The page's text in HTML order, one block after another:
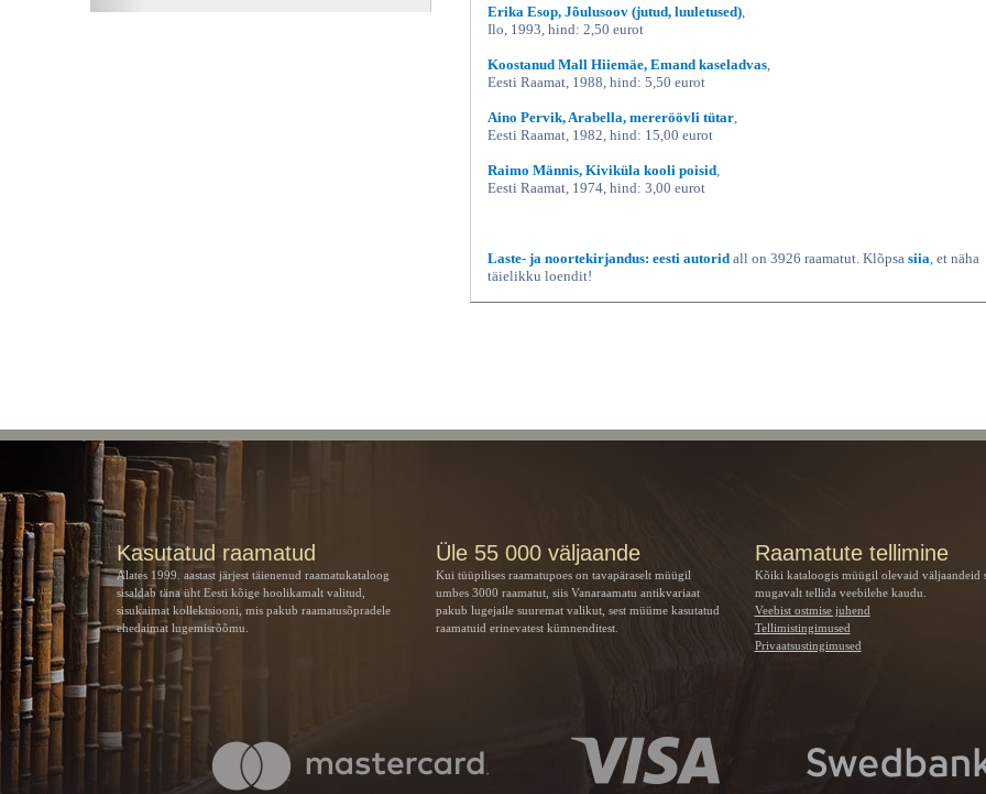
Erika Esop, Jõulusoov (jutud, luuletused)
Ilo, 1993, hind: 2,50 eurot
Koostanud Mall Hiiemäe, Emand kaseladvas
Eesti Raamat, 1988, hind: 5,50 eurot
Aino Pervik, Arabella, mereröövli tütar
Eesti Raamat, 1982, hind: 15,00 eurot
Raimo Männis, Kiviküla kooli poisid
Eesti Raamat, 1974, hind: 3,00 eurot
Laste- ja noortekirjandus: eesti autorid all on 3926 raamatut. Klõpsa siia , et näha
täielikku loendit!
Kasutatud raamatud
Alates 1999. aastast järjest täienenud raamatukataloog
sisaldab täna üht Eesti kõige hoolikamalt valitud,
sisukaimat kollektsiooni, mis pakub raamatusõpradele
ehedaimat lugemisrõõmu.
Üle 55 000 väljaande
Kui tüüpilises raamatupoes on tavapäraselt müügil
umbes 3000 raamatut, siis Vanaraamatu antikvariaat
pakub lugejaile suuremat valikut, sest müüme kasutatud
raamatuid erinevatest kümnenditest.
Raamatute tellimine
Kõiki kataloogis müügil olevaid väljaandeid
mugavalt tellida veebilehe kaudu.
Veebist ostmise juhend
Tellimistingimused
Privaatsustingimused